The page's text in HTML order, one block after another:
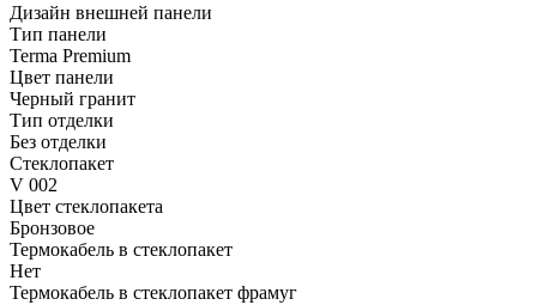
Дизайн внешней панели
Тип панели
Terma Premium
Цвет панели
Черный гранит
Тип отделки
Без отделки
Стеклопакет
V 002
Цвет стеклопакета
Бронзовое
Термокабель в стеклопакет
Нет
Термокабель в стеклопакет фрамуг